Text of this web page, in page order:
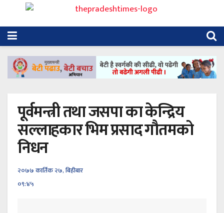
पूर्वमन्त्री तथा जसपा का केन्द्रिय
सल्लाहकार भिम प्रसाद गौतमको
निधन
२०७७ कार्तिक २७, बिहीबार
०९:४५